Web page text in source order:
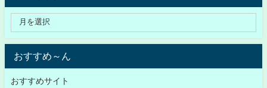
おすすめ～ん
おすすめサイト